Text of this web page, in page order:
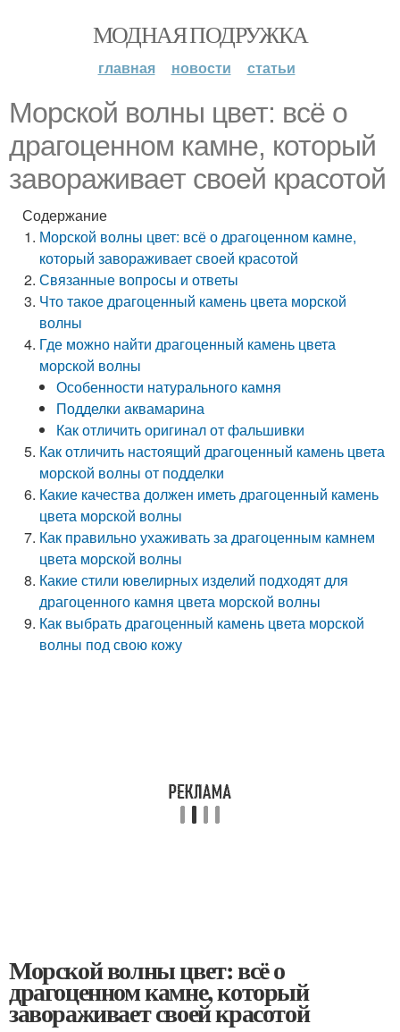
МОДНАЯ ПОДРУЖКА
главная новости статьи
Морской волны цвет: всё о
драгоценном камне, который
завораживает своей красотой
Содержание
Морской волны цвет: всё о драгоценном камне,
который завораживает своей красотой
Связанные вопросы и ответы
Что такое драгоценный камень цвета морской
волны
Где можно найти драгоценный камень цвета
морской волны
Особенности натурального камня
Подделки аквамарина
Как отличить оригинал от фальшивки
Как отличить настоящий драгоценный камень цвета
морской волны от подделки
Какие качества должен иметь драгоценный камень
цвета морской волны
Как правильно ухаживать за драгоценным камнем
цвета морской волны
Какие стили ювелирных изделий подходят для
драгоценного камня цвета морской волны
Как выбрать драгоценный камень цвета морской
волны под свою кожу
Морской волны цвет: всё о
драгоценном камне, который
завораживает своей красотой